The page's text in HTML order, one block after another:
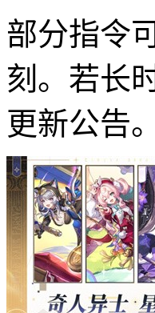
部分指令
刻。若长
更新公告。